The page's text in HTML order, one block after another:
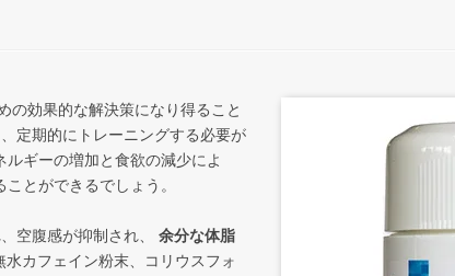
の効果的な解決策になり得ること
定期的にトレーニングする必要が
ギーの増加と食欲の減少によ
とができるでしょう。
空腹感が抑制され、 余分な体脂
カフェイン粉末、コリウスフォ